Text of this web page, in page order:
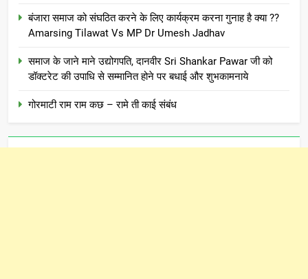
बंजारा समाज को संघठित करने के लिए कार्यक्रम करना गुनाह है क्या ??
Amarsing Tilawat Vs MP Dr Umesh Jadhav
समाज के जाने माने उद्योगपति, दानवीर Sri Shankar Pawar जी को
डॉक्टरेट की उपाधि से सम्मानित होने पर बधाई और शुभकामनाये
गोरमाटी राम राम कछ – रामे ती काई संबंध